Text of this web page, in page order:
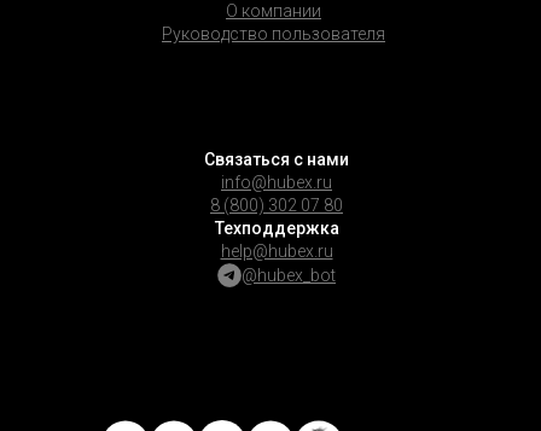
Связаться с нами
info@hubex.ru
8 (800) 302 07 80
Техподдержка
help@hubex.ru
@hubex_bot
О компании
Руководство пользователя